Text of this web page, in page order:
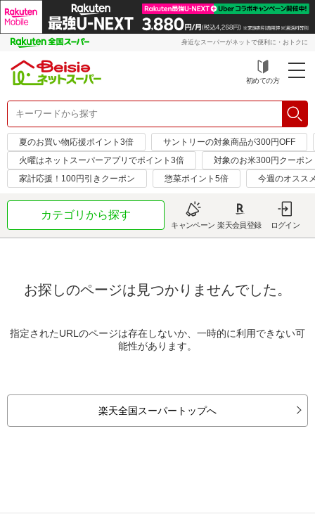
身近なスーパーがネットで便利に・おトクに
初めての方
夏のお買い物応援ポイント3倍
サントリーの対象商品が300円OFF
火曜はネットスーパーアプリでポイント3倍
対象のお米300円クーポン
家計応援！100円引きクーポン
惣菜ポイント5倍 今週のオスス
カテゴリから探す
キャンペーン 楽天会員登録 ログイン
お探しのページは見つかりませんでした。
指定されたURLのページは存在しないか、一時的に利用できない可
能性があります。
楽天全国スーパートップへ